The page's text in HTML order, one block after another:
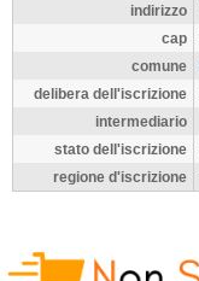
indirizzo
cap
comune
delibera dell'iscrizione
intermediario
stato dell'iscrizione
regione d'iscrizione